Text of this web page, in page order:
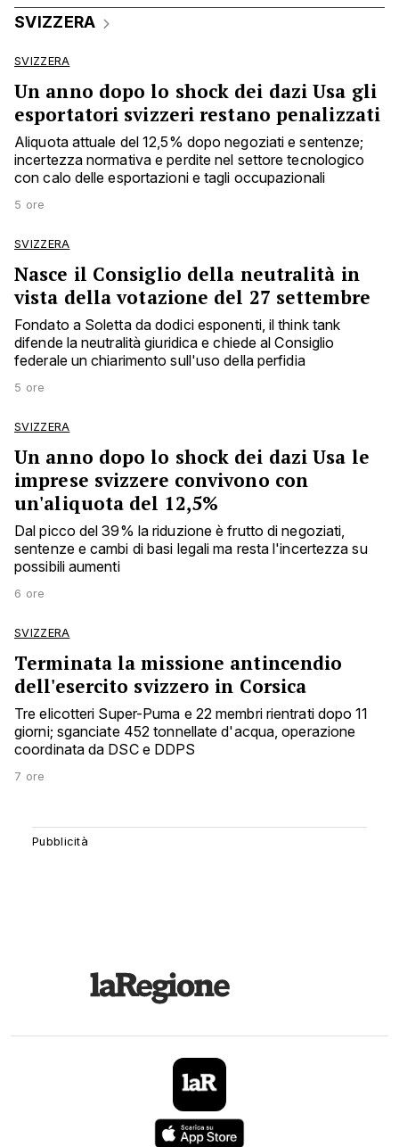
SVIZZERA
SVIZZERA
Un anno dopo lo shock dei dazi Usa gli
esportatori svizzeri restano penalizzati
Aliquota attuale del 12,5% dopo negoziati e sentenze;
incertezza normativa e perdite nel settore tecnologico
con calo delle esportazioni e tagli occupazionali
5 ore
SVIZZERA
Nasce il Consiglio della neutralità in
vista della votazione del 27 settembre
Fondato a Soletta da dodici esponenti, il think tank
difende la neutralità giuridica e chiede al Consiglio
federale un chiarimento sull'uso della perfidia
5 ore
SVIZZERA
Un anno dopo lo shock dei dazi Usa le
imprese svizzere convivono con
un'aliquota del 12,5%
Dal picco del 39% la riduzione è frutto di negoziati,
sentenze e cambi di basi legali ma resta l'incertezza su
possibili aumenti
6 ore
SVIZZERA
Terminata la missione antincendio
dell'esercito svizzero in Corsica
Tre elicotteri Super-Puma e 22 membri rientrati dopo 11
giorni; sganciate 452 tonnellate d'acqua, operazione
coordinata da DSC e DDPS
7 ore